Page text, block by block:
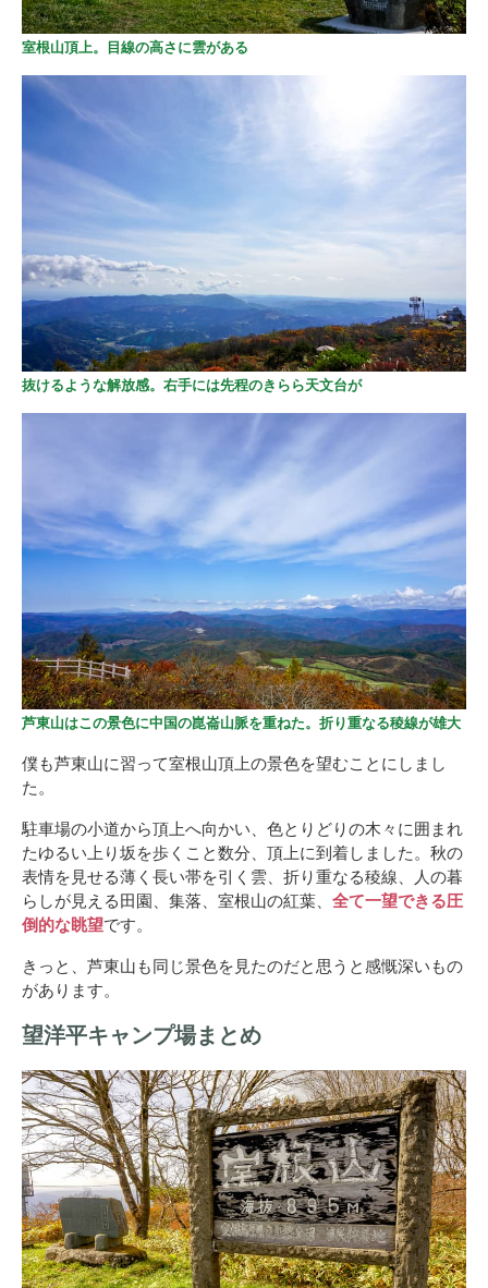
室根山頂上。目線の高さに雲がある
抜けるような解放感。右手には先程のきらら天文台が
芦東山はこの景色に中国の崑崙山脈を重ねた。折り重なる稜線が雄大
僕も芦東山に習って室根山頂上の景色を望むことにしまし
た。
駐車場の小道から頂上へ向かい、色とりどりの木々に囲まれ
たゆるい上り坂を歩くこと数分、頂上に到着しました。秋の
表情を見せる薄く長い帯を引く雲、折り重なる稜線、人の暮
らしが見える田園、集落、室根山の紅葉、 全て一望できる圧
倒的な眺望です。
きっと、芦東山も同じ景色を見たのだと思うと感慨深いもの
があります。
望洋平キャンプ場まとめ